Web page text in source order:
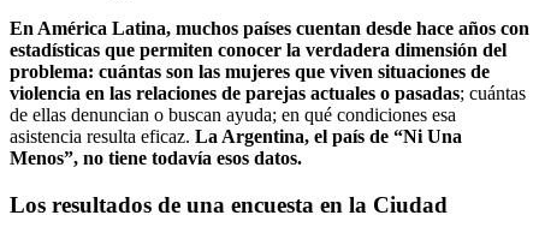
En América Latina, muchos países cuentan desde hace años con
estadísticas que permiten conocer la verdadera dimensión del
problema: cuántas son las mujeres que viven situaciones de
violencia en las relaciones de parejas actuales o pasadas; cuántas
de ellas denuncian o buscan ayuda; en qué condiciones esa
asistencia resulta eficaz. La Argentina, el país de “Ni Una
Menos”, no tiene todavía esos datos.
Los resultados de una encuesta en la Ciudad